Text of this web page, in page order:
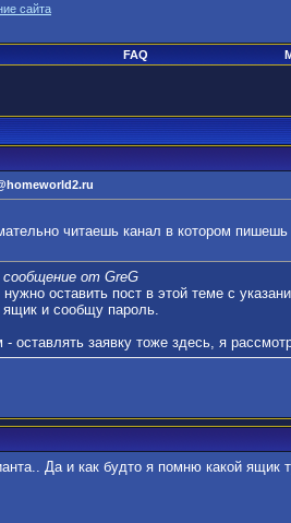
сайта
FAQ
читаешь канал в котором пишешь
сообщение от GreG
оставить пост в этой теме с
ящик и сообщу пароль.
оставлять заявку тоже здесь, я
Да и как будто я помню какой